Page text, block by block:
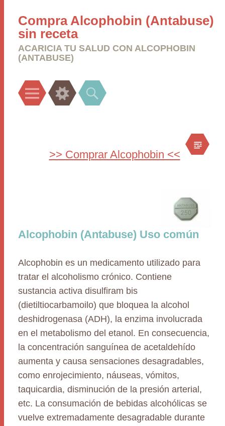
Compra Alcophobin (Antabuse)
sin receta
ACARICIA TU SALUD CON ALCOPHOBIN
(ANTABUSE)
Menu Widgets Search
>> Comprar Alcophobin <<
Alcophobin (Antabuse) Uso común
Alcophobin es un medicamento utilizado para
tratar el alcoholismo crónico. Contiene
sustancia activa disulfiram bis
(dietiltiocarbamoilo) que bloquea la alcohol
deshidrogenasa (ADH), la enzima involucrada
en el metabolismo del etanol. En consecuencia,
la concentración sanguínea de acetaldehído
aumenta y causa sensaciones desagradables,
como enrojecimiento, náuseas, vómitos,
taquicardia, disminución de la presión arterial,
etc. La consumación de bebidas alcohólicas se
vuelve extremadamente desagradable durante